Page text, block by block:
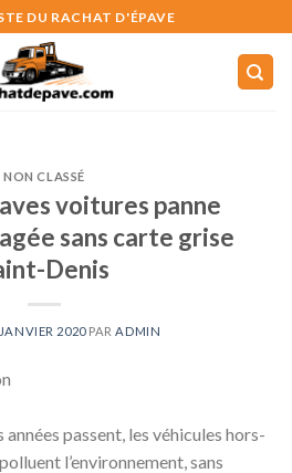
DU RACHAT D'ÉPAVE
NON CLASSÉ
voitures panne
sans carte grise
Denis
2020PAR ADMIN
passent, les véhicules hors-
l’environnement, sans